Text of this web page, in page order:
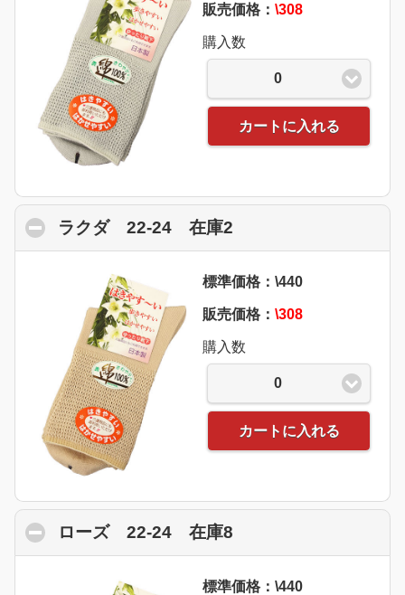
販売価格： \308
購入数
0
カートに入れる
ラクダ 22-24 在庫2
標準価格：\440
販売価格： \308
購入数
0
カートに入れる
ローズ 22-24 在庫8
標準価格：\440